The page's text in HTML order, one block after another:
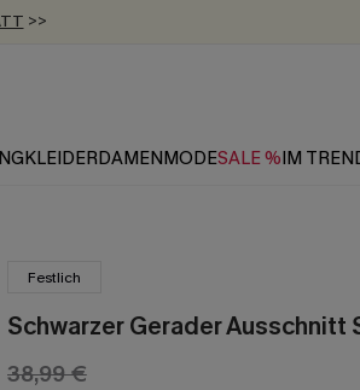
>>
KLEIDERDAMENMODESALE %IM
Festlich
Schwarzer Gerader Ausschnitt
38,99 €